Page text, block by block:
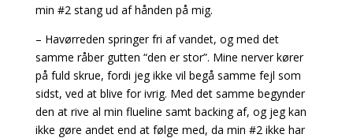
min #2 stang ud af hånden på mig.
– Havørreden springer fri af vandet, og med det
samme råber gutten “den er stor”. Mine nerver kører
på fuld skrue, fordi jeg ikke vil begå samme fejl som
sidst, ved at blive for ivrig. Med det samme begynder
den at rive al min flueline samt backing af, og jeg kan
ikke gøre andet end at følge med, da min #2 ikke har